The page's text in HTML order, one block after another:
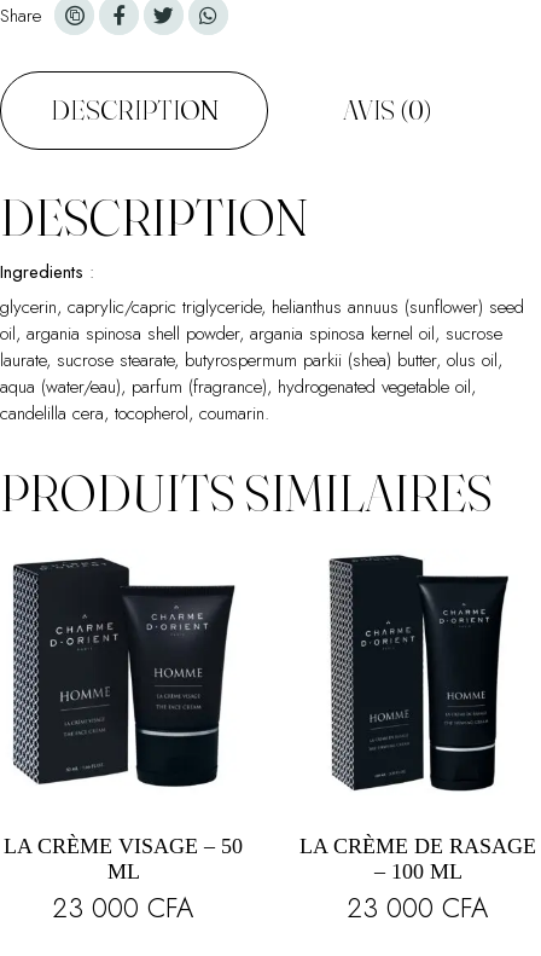
visage
ml
Share
DESCRIPTION AVIS (0)
DESCRIPTION
Ingredients :
glycerin, caprylic/capric triglyceride, helianthus annuus (sunflower) seed
oil, argania spinosa shell powder, argania spinosa kernel oil, sucrose
laurate, sucrose stearate, butyrospermum parkii (shea) butter, olus oil,
aqua (water/eau), parfum (fragrance), hydrogenated vegetable oil,
candelilla cera, tocopherol, coumarin.
PRODUITS SIMILAIRES
LA CRÈME VISAGE – 50
ML
23 000 CFA
LA CRÈME DE RASAGE
– 100 ML
23 000 CFA